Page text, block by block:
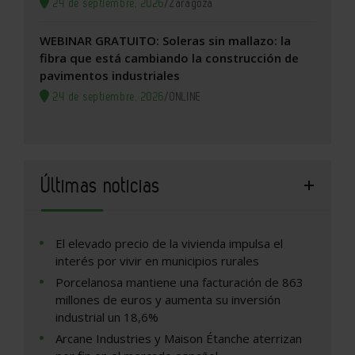
24 de septiembre, 2026/Zaragoza
WEBINAR GRATUITO: Soleras sin mallazo: la
fibra que está cambiando la construcción de
pavimentos industriales
24 de septiembre, 2026/ONLINE
Últimas noticias
El elevado precio de la vivienda impulsa el
interés por vivir en municipios rurales
Porcelanosa mantiene una facturación de 863
millones de euros y aumenta su inversión
industrial un 18,6%
Arcane Industries y Maison Étanche aterrizan